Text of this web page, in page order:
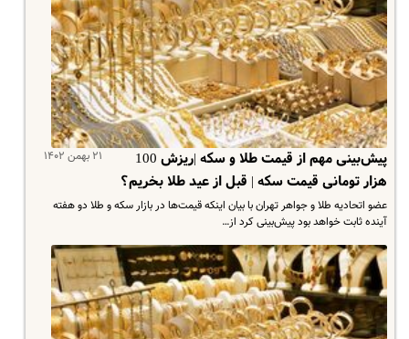
۲۱ بهمن ۱۴۰۲
پیش‌بینی مهم از قیمت طلا و سکه |ریزش 100
هزار تومانی قیمت سکه | قبل از عید طلا بخریم؟
عضو اتحادیه طلا و جواهر تهران با بیان اینکه قیمت‌ها در بازار سکه و طلا دو هفته
آینده ثابت خواهد بود پیش‌بینی کرد از…